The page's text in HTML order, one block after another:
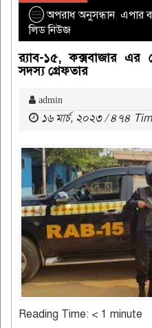
অপরাধ অনুসন্ধান, এপার
লিড নিউজ
র‌্যাব-১৫, কক্সবাজার
সদস্য গ্রেফতার
admin
১৬ মার্চ, ২০২৩ / ৪৭৪
Reading Time: < 1 minute